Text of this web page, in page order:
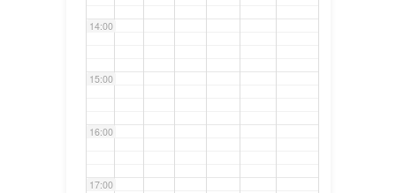
14:00
15:00
16:00
17:00